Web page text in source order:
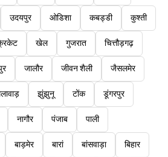
उदयपुर ओडिशा कबड्डी कुश्ती
खेल गुजरात चित्तौड़गढ़
जालौर जीवन शैली जैसलमेर
झुंझुनू टोंक डूंगरपुर
नागौर पंजाब पाली
बाड़मेर बारां बांसवाड़ा बिहार